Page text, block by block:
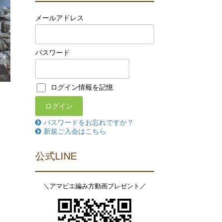
メールアドレス
パスワード
ログイン情報を記憶
パスワードをお忘れですか？
新規ご入会はこちら
公式LINE
＼アマビエ編み方動画プレゼント／